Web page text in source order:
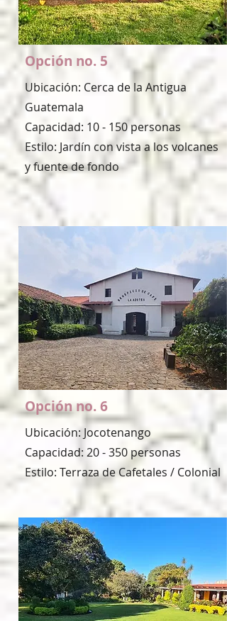
Opción no. 5
Ubicación: Cerca de la Antigua
Guatemala
Capacidad: 10 - 150 personas
Estilo: Jardín con vista a los volcanes
y fuente de fondo
Opción no. 6
Ubicación: Jocotenango
Capacidad: 20 - 350 personas
Estilo: Terraza de Cafetales / Colonial